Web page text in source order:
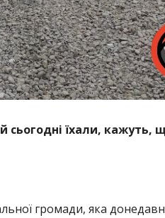
сьогодні їхали, кажуть,
громади, яка